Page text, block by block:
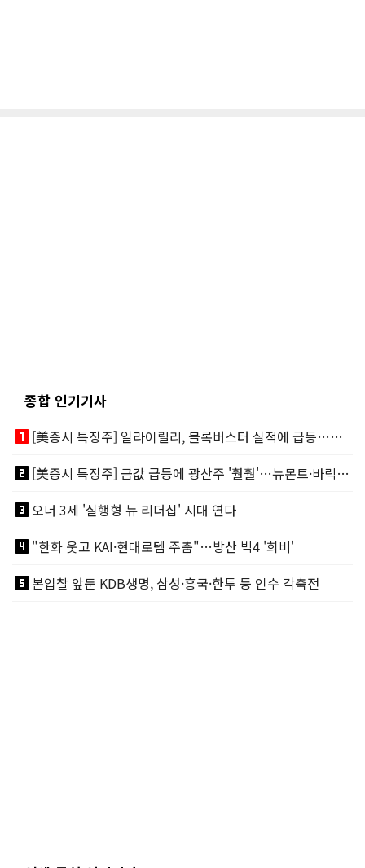
종합 인기기사
looks_one
[美증시 특징주] 일라이릴리, 블록버스터 실적에 급등…마운자로 매출 폭발
looks_two
[美증시 특징주] 금값 급등에 광산주 '훨훨'…뉴몬트·바릭마이닝 주도
looks_3오너 3세 '실행형 뉴 리더십' 시대 연다
looks_4"한화 웃고 KAI·현대로템 주춤"…방산 빅4 '희비'
looks_5본입찰 앞둔 KDB생명, 삼성·흥국·한투 등 인수 각축전